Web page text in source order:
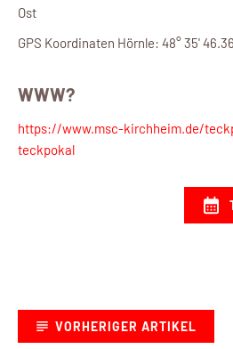
Ost
GPS Koordinaten Hörnle: 48° 35'
WWW?
https://www.msc-kirchheim.de/
teckpokal
VORHERIGER ARTIKEL